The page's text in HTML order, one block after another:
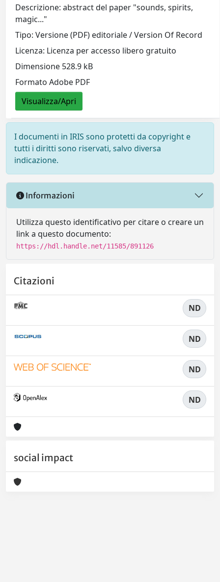
Descrizione: abstract del paper "sounds, spirits,
magic..."
Tipo: Versione (PDF) editoriale / Version Of Record
Licenza: Licenza per accesso libero gratuito
Dimensione 528.9 kB
Formato Adobe PDF
Visualizza/Apri
I documenti in IRIS sono protetti da copyright e
tutti i diritti sono riservati, salvo diversa
indicazione.
Informazioni
Utilizza questo identificativo per citare o creare un
link a questo documento:
https://hdl.handle.net/11585/891126
Citazioni
ND
ND
ND
ND
social impact